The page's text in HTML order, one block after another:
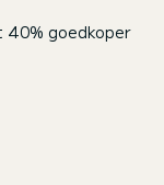
40% goedkoper